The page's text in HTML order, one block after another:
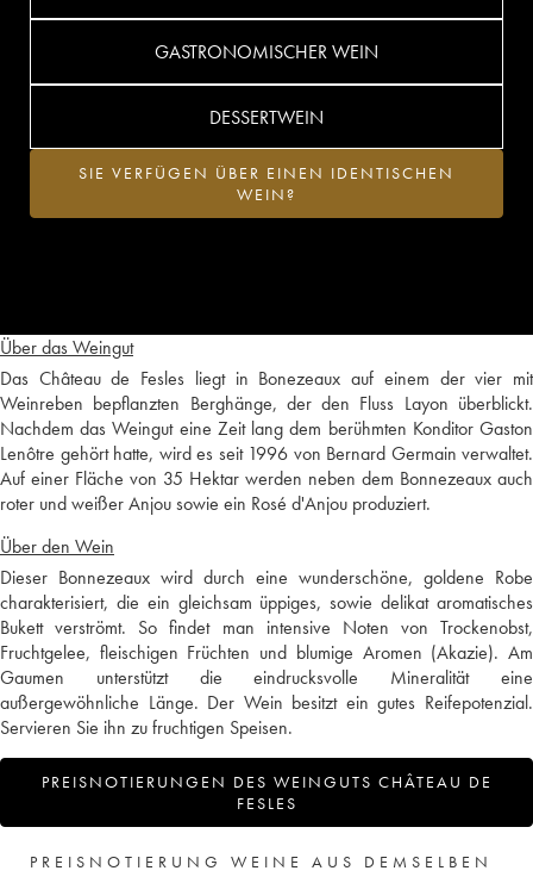
Über das Weingut
Das Château de Fesles liegt in Bonezeaux auf einem der vier mit
Weinreben bepflanzten Berghänge, der den Fluss Layon überblickt.
Nachdem das Weingut eine Zeit lang dem berühmten Konditor Gaston
Lenôtre gehört hatte, wird es seit 1996 von Bernard Germain verwaltet.
Auf einer Fläche von 35 Hektar werden neben dem Bonnezeaux auch
roter und weißer Anjou sowie ein Rosé d'Anjou produziert.
Über den Wein
Dieser Bonnezeaux wird durch eine wunderschöne, goldene Robe
charakterisiert, die ein gleichsam üppiges, sowie delikat aromatisches
Bukett verströmt. So findet man intensive Noten von Trockenobst,
Fruchtgelee, fleischigen Früchten und blumige Aromen (Akazie). Am
Gaumen unterstützt die eindrucksvolle Mineralität eine
außergewöhnliche Länge. Der Wein besitzt ein gutes Reifepotenzial.
Servieren Sie ihn zu fruchtigen Speisen.
PREISNOTIERUNGEN DES WEINGUTS CHÂTEAU DE
FESLES
GASTRONOMISCHER WEIN
DESSERTWEIN
SIE VERFÜGEN ÜBER EINEN IDENTISCHEN
WEIN?
PREISNOTIERUNG WEINE AUS DEMSELBEN